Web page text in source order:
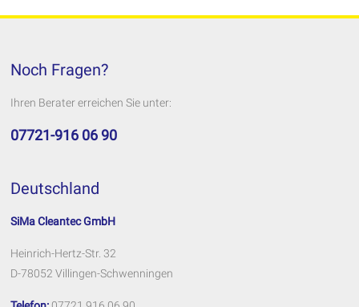
Noch Fragen?
Ihren Berater erreichen Sie unter:
07721-916 06 90
Deutschland
SiMa Cleantec GmbH
Heinrich-Hertz-Str. 32
D-78052 Villingen-Schwenningen